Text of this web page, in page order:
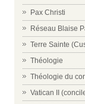
Pax Christi
Réseau Blaise
Terre Sainte
Théologie
Théologie du
Vatican II